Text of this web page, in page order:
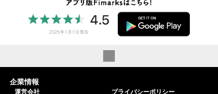
企業情報
運営会社
プライバシーポリシー